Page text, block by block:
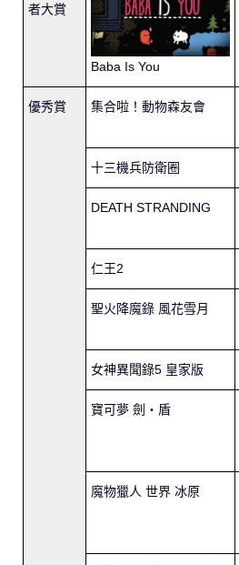
者大賞
Baba Is You
優秀賞 集合啦！動物森友會
十三機兵防衛圈
DEATH STRANDING
仁王2
聖火降魔錄 風花雪月
女神異聞錄5 皇家版
寶可夢 劍・盾
魔物獵人 世界 冰原